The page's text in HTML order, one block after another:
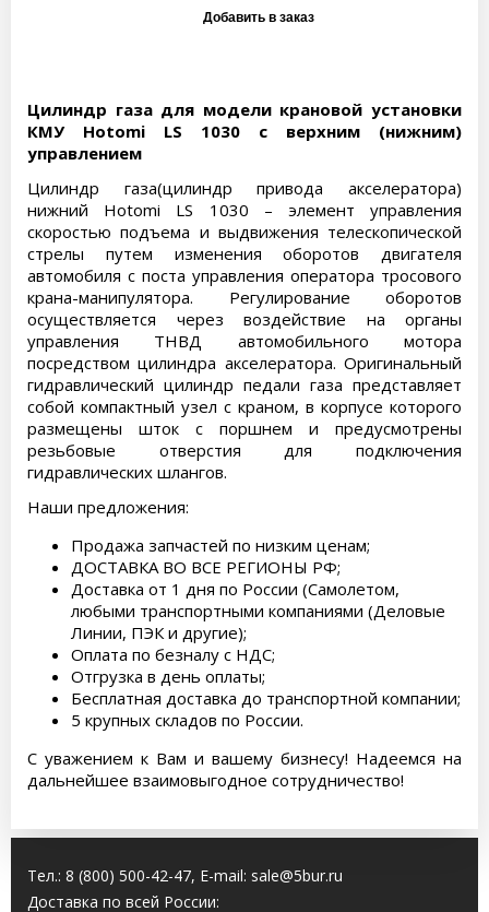
Цилиндр газа для модели крановой установки
КМУ Hotomi LS 1030 с верхним (нижним)
управлением
Цилиндр газа(цилиндр привода акселератора)
нижний Hotomi LS 1030 – элемент управления
скоростью подъема и выдвижения телескопической
стрелы путем изменения оборотов двигателя
автомобиля с поста управления оператора тросового
крана-манипулятора. Регулирование оборотов
осуществляется через воздействие на органы
управления ТНВД автомобильного мотора
посредством цилиндра акселератора. Оригинальный
гидравлический цилиндр педали газа представляет
собой компактный узел с краном, в корпусе которого
размещены шток с поршнем и предусмотрены
резьбовые отверстия для подключения
гидравлических шлангов.
Наши предложения:
Продажа запчастей по низким ценам;
ДОСТАВКА ВО ВСЕ РЕГИОНЫ РФ;
Доставка от 1 дня по России (Самолетом,
любыми транспортными компаниями (Деловые
Линии, ПЭК и другие);
Оплата по безналу с НДС;
Отгрузка в день оплаты;
Бесплатная доставка до транспортной компании;
5 крупных складов по России.
С уважением к Вам и вашему бизнесу! Надеемся на
дальнейшее взаимовыгодное сотрудничество!
Тел.: 8 (800) 500-42-47, E-mail: sale@5bur.ru
Доставка по всей России: